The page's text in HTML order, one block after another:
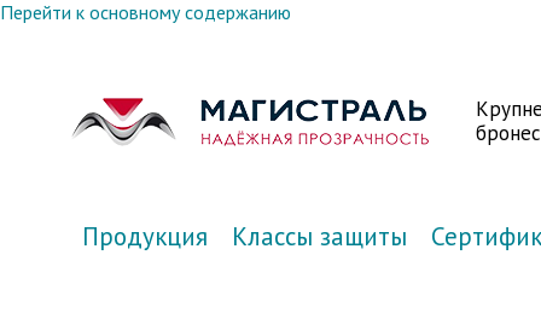
Перейти к основному содержанию
Продукция Классы защиты